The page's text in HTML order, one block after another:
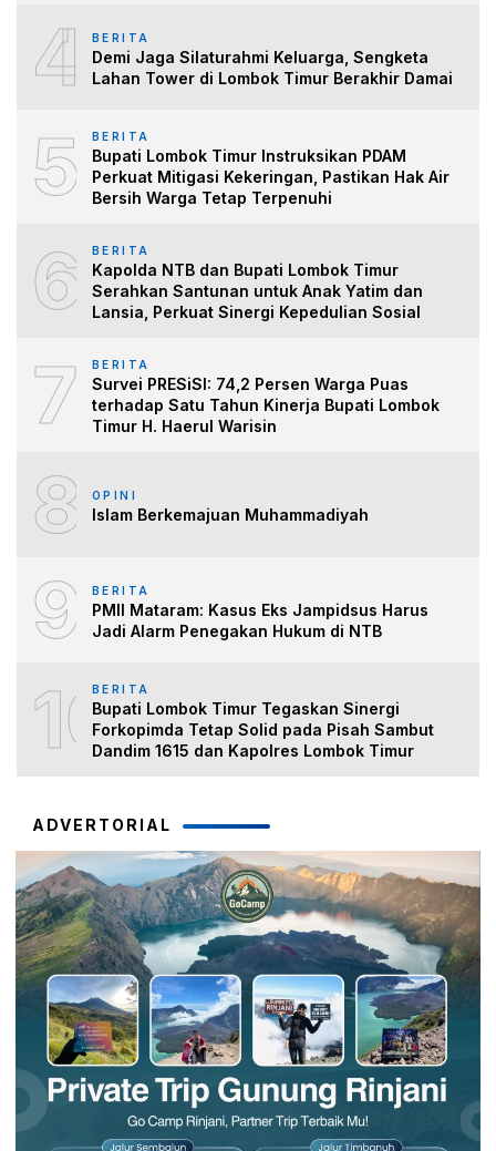
4 BERITA
Demi Jaga Silaturahmi Keluarga, Sengketa
Lahan Tower di Lombok Timur Berakhir Damai
5 BERITA
Bupati Lombok Timur Instruksikan PDAM
Perkuat Mitigasi Kekeringan, Pastikan Hak Air
Bersih Warga Tetap Terpenuhi
6 BERITA
Kapolda NTB dan Bupati Lombok Timur
Serahkan Santunan untuk Anak Yatim dan
Lansia, Perkuat Sinergi Kepedulian Sosial
7 BERITA
Survei PRESiSI: 74,2 Persen Warga Puas
terhadap Satu Tahun Kinerja Bupati Lombok
Timur H. Haerul Warisin
8 OPINI
Islam Berkemajuan Muhammadiyah
9 BERITA
PMII Mataram: Kasus Eks Jampidsus Harus
Jadi Alarm Penegakan Hukum di NTB
10BERITA
Bupati Lombok Timur Tegaskan Sinergi
Forkopimda Tetap Solid pada Pisah Sambut
Dandim 1615 dan Kapolres Lombok Timur
ADVERTORIAL